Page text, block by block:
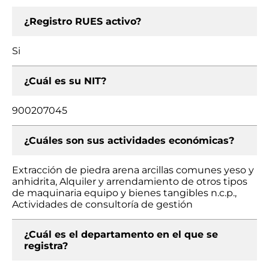
¿Registro RUES activo?
Si
¿Cuál es su NIT?
900207045
¿Cuáles son sus actividades económicas?
Extracción de piedra arena arcillas comunes yeso y
anhidrita, Alquiler y arrendamiento de otros tipos
de maquinaria equipo y bienes tangibles n.c.p.,
Actividades de consultoría de gestión
¿Cuál es el departamento en el que se
registra?